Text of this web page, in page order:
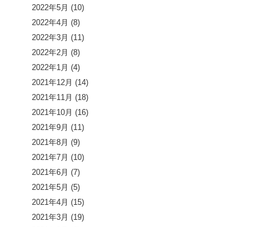
2022年5月 (10)
2022年4月 (8)
2022年3月 (11)
2022年2月 (8)
2022年1月 (4)
2021年12月 (14)
2021年11月 (18)
2021年10月 (16)
2021年9月 (11)
2021年8月 (9)
2021年7月 (10)
2021年6月 (7)
2021年5月 (5)
2021年4月 (15)
2021年3月 (19)